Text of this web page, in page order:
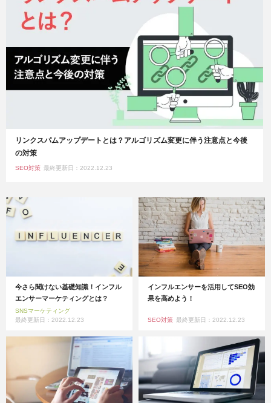
リンクスパムアップデートとは？アルゴリズム変更に伴う注意点と今後
の対策
SEO対策 最終更新日：2022.12.23
今さら聞けない基礎知識！インフル
エンサーマーケティングとは？
SNSマーケティング
最終更新日：2022.12.23
インフルエンサーを活用してSEO効
果を高めよう！
SEO対策 最終更新日：2022.12.23